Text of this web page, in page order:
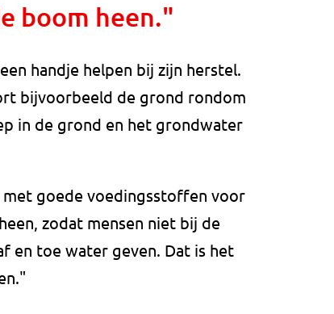
boom heen."
handje helpen bij zijn herstel.
bijvoorbeeld de grond rondom
in de grond en het grondwater
goede voedingsstoffen voor
zodat mensen niet bij de
en toe water geven. Dat is het